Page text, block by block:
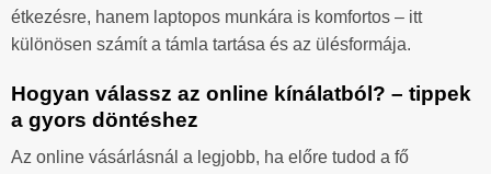
étkezésre, hanem laptopos munkára is komfortos – itt
különösen számít a támla tartása és az ülésformája.
Hogyan válassz az online kínálatból? – tippek
a gyors döntéshez
Az online vásárlásnál a legjobb, ha előre tudod a fő